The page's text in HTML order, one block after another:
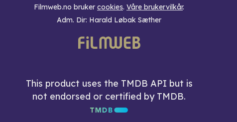
Filmweb.no bruker cookies. Våre brukervilkår.
Adm. Dir: Harald Løbak Sæther
This product uses the TMDB API but is
not endorsed or certified by TMDB.